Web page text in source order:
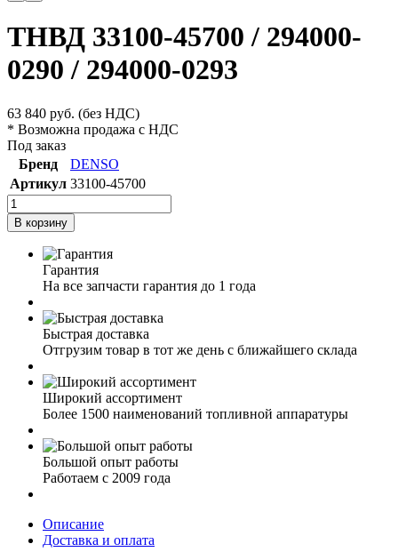
ТНВД 33100-45700 / 294000-
0290 / 294000-0293
63 840 руб. (без НДС)
* Возможна продажа с НДС
Под заказ
Бренд
DENSO
Артикул 33100-45700
В корзину
Гарантия
На все запчасти гарантия до 1 года
Быстрая доставка
Отгрузим товар в тот же день с ближайшего склада
Широкий ассортимент
Более 1500 наименований топливной аппаратуры
Большой опыт работы
Работаем с 2009 года
Описание
Доставка и оплата